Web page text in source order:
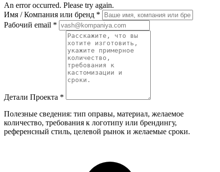
An error occurred. Please try again.
Имя / Компания или бренд *
Рабочий email *
Детали Проекта *
Полезные сведения: тип оправы, материал, желаемое
количество, требования к логотипу или брендингу,
референсный стиль, целевой рынок и желаемые сроки.